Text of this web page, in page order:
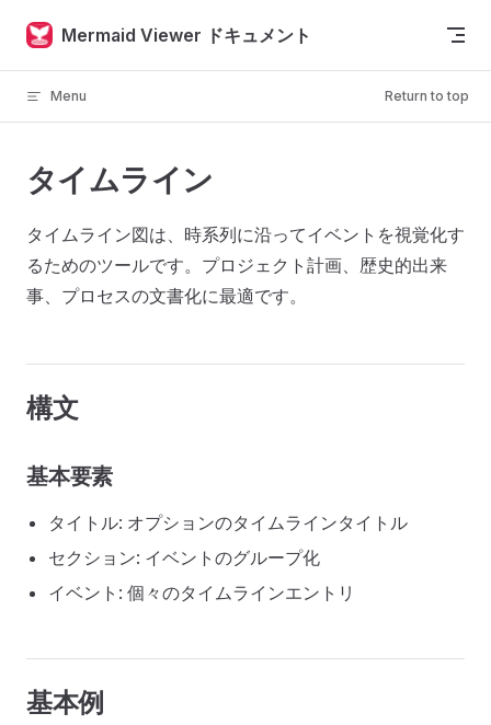
Skip to content
Mermaid Viewer ドキュメント
Menu Return to top
タイムライン
タイムライン図は、時系列に沿ってイベントを視覚化す
るためのツールです。プロジェクト計画、歴史的出来
事、プロセスの文書化に最適です。
構文
基本要素
タイトル: オプションのタイムラインタイトル
セクション: イベントのグループ化
イベント: 個々のタイムラインエントリ
基本例